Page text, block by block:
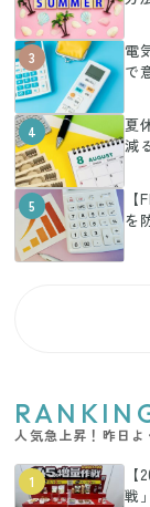
3
電
で
4
夏
減
5
を
人気急上昇！昨日
1
戦